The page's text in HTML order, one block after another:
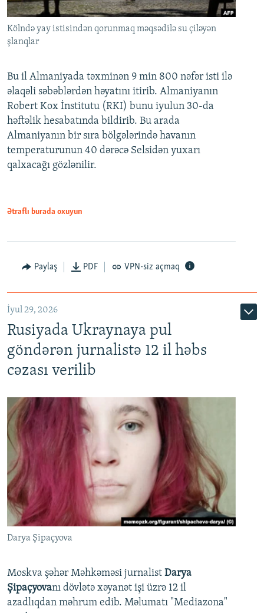
Kölndə yay istisindən qorunmaq məqsədilə su çiləyən
şlanqlar
Bu il Almaniyada təxminən 9 min 800 nəfər isti ilə
əlaqəli səbəblərdən həyatını itirib. Almaniyanın
Robert Kox İnstitutu (RKI) bunu iyulun 30-da
həftəlik hesabatında bildirib. Bu arada
Almaniyanın bir sıra bölgələrində havanın
temperaturunun 40 dərəcə Selsidən yuxarı
qalxacağı gözlənilir.
Ətraflı burada oxuyun
Paylaş PDF VPN-siz açmaq
İyul 29, 2026
Rusiyada Ukraynaya pul
göndərən jurnalistə 12 il həbs
cəzası verilib
Darya Şipaçyova
Moskva şəhər Məhkəməsi jurnalist Darya
Şipaçyovanı dövlətə xəyanət işi üzrə 12 il
azadlıqdan məhrum edib. Məlumatı "Mediazona"